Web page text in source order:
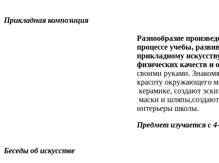
Прикладная композиция
Разнообразие
процессе учебы,
прикладному
физических качеств и
своими руками.
красоту окружающего
керамике, создают
маски и
интерьеры школы.
Предмет изучается с
Беседы об искусстве